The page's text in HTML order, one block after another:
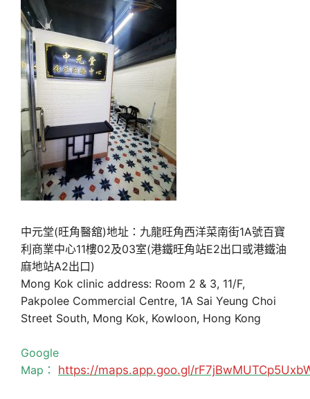
中元堂(旺角醫舘)地址：九龍旺角西洋菜南街1A號百寶
利商業中心11樓02及03室(港鐵旺角站E2出口或港鐵油
麻地站A2出口)
Mong Kok clinic address: Room 2 & 3, 11/F,
Pakpolee Commercial Centre, 1A Sai Yeung Choi
Street South, Mong Kok, Kowloon, Hong Kong
Google
Map： https://maps.app.goo.gl/